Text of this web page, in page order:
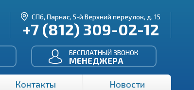
СПб, Парнас, 5-й Верхний переулок, д. 15
+7 (812) 309-02-12
БЕСПЛАТНЫЙ ЗВОНОК
МЕНЕДЖЕРА
Контакты Новости